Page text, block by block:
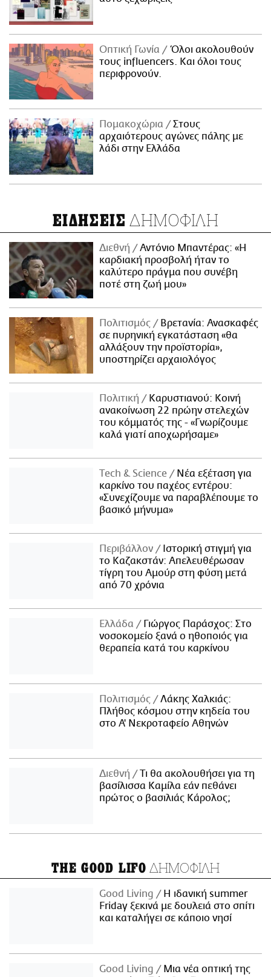
Οπτική Γωνία
Όλοι ακολουθούν
τους influencers. Και όλοι τους
περιφρονούν.
Πομακοχώρια
Στους
αρχαιότερους αγώνες πάλης με
λάδι στην Ελλάδα
ΕΙΔΗΣΕΙΣ ΔΗΜΟΦΙΛΗ
Διεθνή
Αντόνιο Μπαντέρας: «Η
καρδιακή προσβολή ήταν το
καλύτερο πράγμα που συνέβη
ποτέ στη ζωή μου»
Πολιτισμός
Βρετανία: Ανασκαφές
σε πυρηνική εγκατάσταση «θα
αλλάξουν την προϊστορία»,
υποστηρίζει αρχαιολόγος
Πολιτική
Καρυστιανού: Κοινή
ανακοίνωση 22 πρώην στελεχών
του κόμματός της - «Γνωρίζουμε
καλά γιατί αποχωρήσαμε»
Τech & Science
Νέα εξέταση για
καρκίνο του παχέος εντέρου:
«Συνεχίζουμε να παραβλέπουμε το
βασικό μήνυμα»
Περιβάλλον
Ιστορική στιγμή για
το Καζακστάν: Απελευθέρωσαν
τίγρη του Αμούρ στη φύση μετά
από 70 χρόνια
Ελλάδα
Γιώργος Παράσχος: Στο
νοσοκομείο ξανά ο ηθοποιός για
θεραπεία κατά του καρκίνου
Πολιτισμός
Λάκης Χαλκιάς:
Πλήθος κόσμου στην κηδεία του
στο Α' Νεκροταφείο Αθηνών
Διεθνή
Τι θα ακολουθήσει για τη
βασίλισσα Καμίλα εάν πεθάνει
πρώτος ο βασιλιάς Κάρολος;
THE GOOD LIFO ΔΗΜΟΦΙΛΗ
Good Living
Η ιδανική summer
Friday ξεκινά με δουλειά στο σπίτι
και καταλήγει σε κάποιο νησί
Good Living
Μια νέα οπτική της